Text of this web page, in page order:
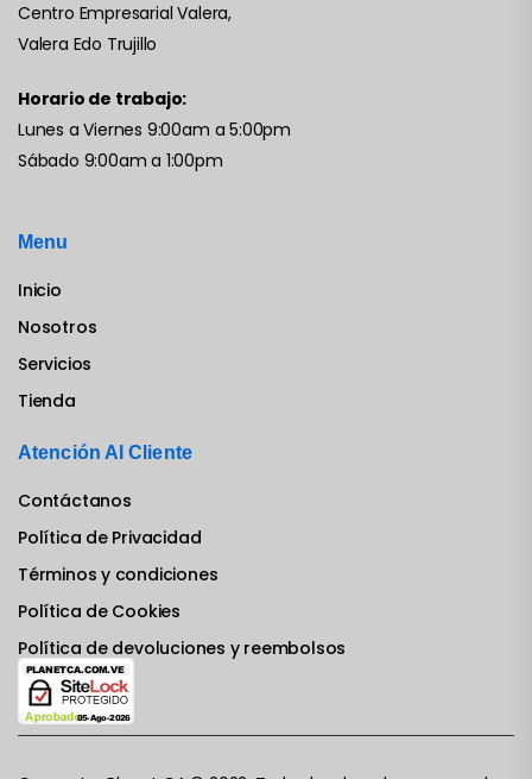
Centro Empresarial Valera,
Valera Edo Trujillo
Horario de trabajo:
Lunes a Viernes 9:00am a 5:00pm
Sábado 9:00am a 1:00pm
Menu
Inicio
Nosotros
Servicios
Tienda
Atención Al Cliente
Contáctanos
Política de Privacidad
Términos y condiciones
Política de Cookies
Política de devoluciones y reembolsos